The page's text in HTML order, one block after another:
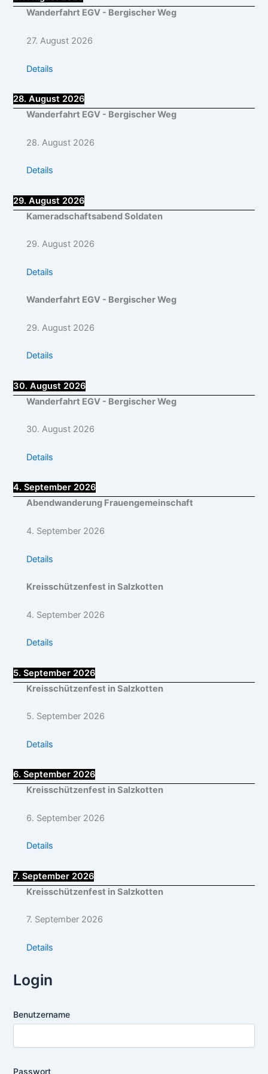
Wanderfahrt EGV - Bergischer Weg
27. August 2026
Details
28. August 2026
Wanderfahrt EGV - Bergischer Weg
28. August 2026
Details
29. August 2026
Kameradschaftsabend Soldaten
29. August 2026
Details
Wanderfahrt EGV - Bergischer Weg
29. August 2026
Details
30. August 2026
Wanderfahrt EGV - Bergischer Weg
30. August 2026
Details
4. September 2026
Abendwanderung Frauengemeinschaft
4. September 2026
Details
Kreisschützenfest in Salzkotten
4. September 2026
Details
5. September 2026
Kreisschützenfest in Salzkotten
5. September 2026
Details
6. September 2026
Kreisschützenfest in Salzkotten
6. September 2026
Details
7. September 2026
Kreisschützenfest in Salzkotten
7. September 2026
Details
Login
Benutzername
Passwort